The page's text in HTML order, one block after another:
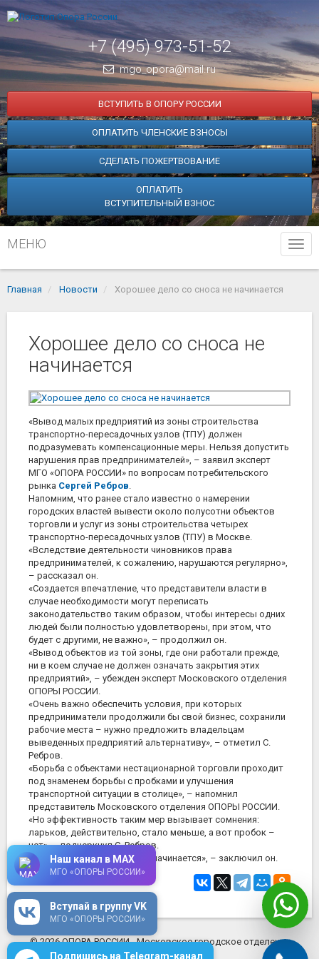
+7 (495) 973-51-52
mgo_opora@mail.ru
ВСТУПИТЬ В ОПОРУ РОССИИ
ОПЛАТИТЬ ЧЛЕНСКИЕ ВЗНОСЫ
СДЕЛАТЬ ПОЖЕРТВОВАНИЕ
ОПЛАТИТЬ
ВСТУПИТЕЛЬНЫЙ ВЗНОС
МЕНЮ
Главная Новости Хорошее дело со сноса не начинается
Хорошее дело со сноса не
начинается
«Вывод малых предприятий из зоны строительства
транспортно-пересадочных узлов (ТПУ) должен
подразумевать компенсационные меры. Нельзя допустить
нарушения прав предпринимателей», – заявил эксперт
МГО «ОПОРА РОССИИ» по вопросам потребительского
рынка Сергей Ребров.
Напомним, что ранее стало известно о намерении
городских властей вывести около полусотни объектов
торговли и услуг из зоны строительства четырех
транспортно-пересадочных узлов (ТПУ) в Москве.
«Вследствие деятельности чиновников права
предпринимателей, к сожалению, нарушаются регулярно»,
– рассказал он.
«Создается впечатление, что представители власти в
случае необходимости могут переписать
законодательство таким образом, чтобы интересы одних
людей были полностью удовлетворены, при этом, что
будет с другими, не важно», – продолжил он.
«Вывод объектов из той зоны, где они работали прежде,
ни в коем случае не должен означать закрытия этих
предприятий», – убежден эксперт Московского отделения
ОПОРЫ РОССИИ.
«Очень важно обеспечить условия, при которых
предприниматели продолжили бы свой бизнес, сохранили
рабочие места – нужно предложить владельцам
выведенных предприятий альтернативу», – отметил С.
Ребров.
«Борьба с объектами нестационарной торговли проходит
под знаменем борьбы с пробками и улучшения
транспортной ситуации в столице», – напомнил
представитель Московского отделения ОПОРЫ РОССИИ.
«Но эффективность таким мер вызывает сомнения:
ларьков, действительно, стало меньше, а вот пробок –
нет», – подчеркнул С. Ребров.
«Хорошее дело со сноса не начинается», – заключил он.
© 2026 ОПОРА РОССИИ - Московское городское отделение
mosopora.ru
Подпишись на Telegram-канал
Вступай в группу VK
МГО «ОПОРЫ РОССИИ»
Наш канал в MAX
МГО «ОПОРЫ РОССИИ»